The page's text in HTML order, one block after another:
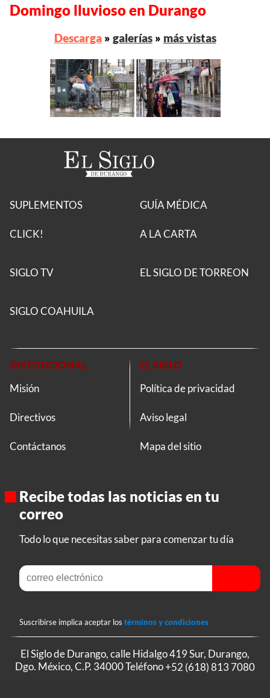
Domingo lluvioso en Durango
Descarga» galerías» más vistas
SUPLEMENTOS
CLICK!
GUÍA MÉDICA
A LA CARTA
SIGLO TV EL SIGLO DE TORREON
SIGLO COAHUILA
INSTITUCIONAL
Misión
Directivos
Contáctanos
EL SIGLO
Política de privacidad
Aviso legal
Mapa del sitio
Recibe todas las noticias en tu
correo
Todo lo que necesitas saber para comenzar tu día
Suscribirse implica aceptar los términos y condiciones
El Siglo de Durango, calle Hidalgo 419 Sur, Durango,
Dgo. México, C.P. 34000 Teléfono+52 (618) 813 7080